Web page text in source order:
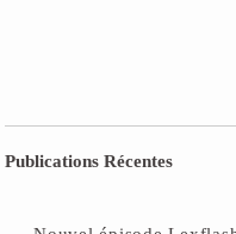
Publications Récentes